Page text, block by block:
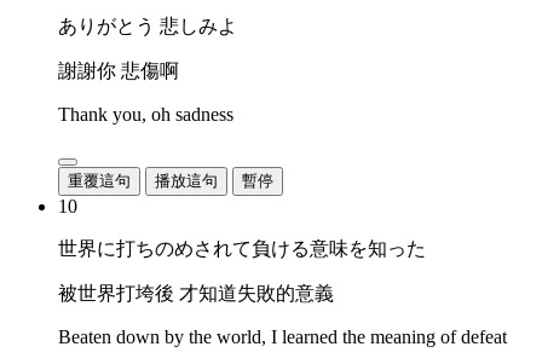
ありがとう 悲しみよ
謝謝你 悲傷啊
Thank you, oh sadness
重覆這句 播放這句 暫停
10
世界に打ちのめされて負ける意味を知った
被世界打垮後 才知道失敗的意義
Beaten down by the world, I learned the meaning of defeat